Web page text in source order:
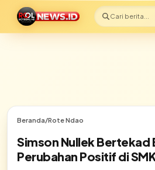
Cari berita...
Beranda/Rote Ndao
Simson Nullek Bertekad
Perubahan Positif di